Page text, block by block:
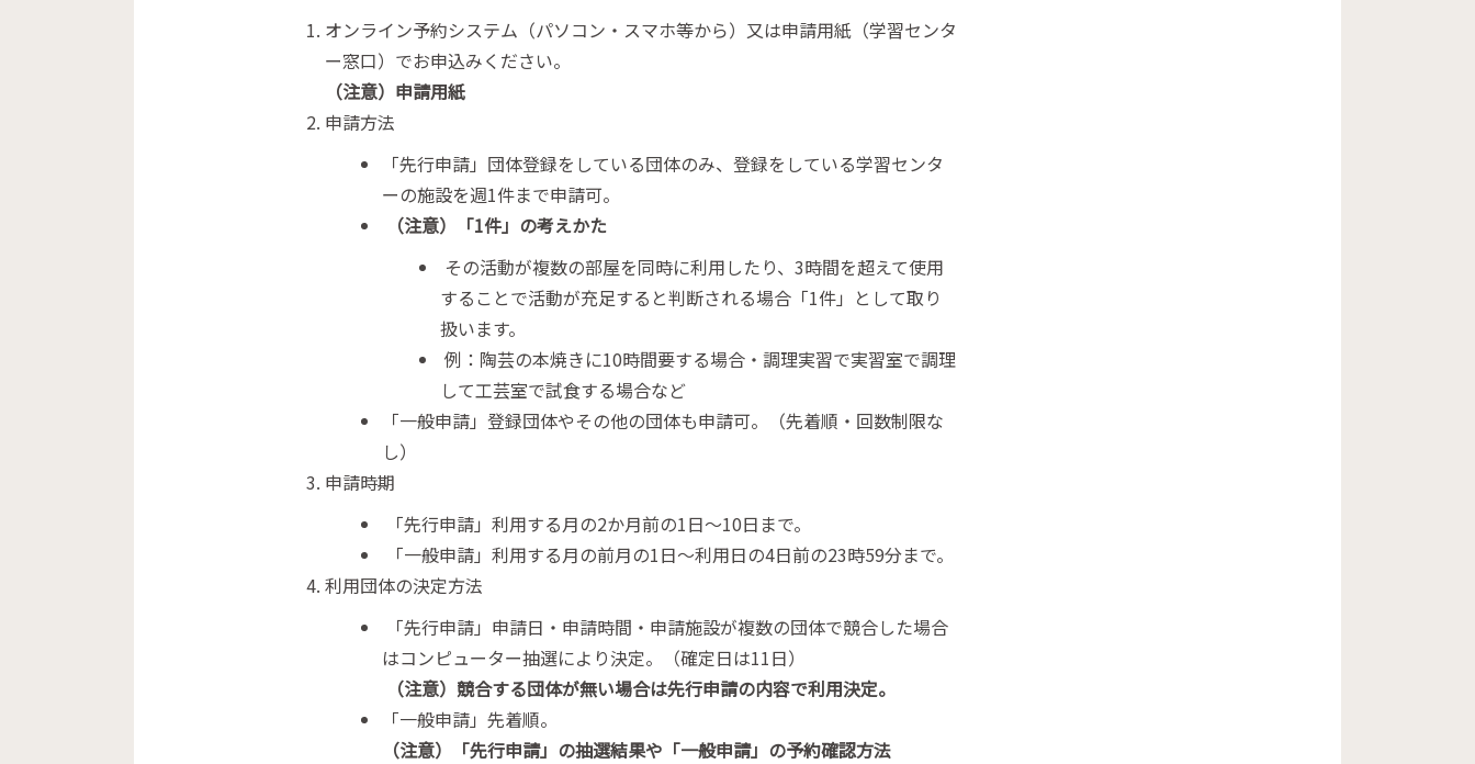
オンライン予約システム（パソコン・スマホ等から）又は申請用紙（学習センタ
ー窓口）でお申込みください。
（注意）申請用紙
申請方法
「先行申請」団体登録をしている団体のみ、登録をしている学習センタ
ーの施設を週1件まで申請可。
（注意）「1件」の考えかた
その活動が複数の部屋を同時に利用したり、3時間を超えて使用
することで活動が充足すると判断される場合「1件」として取り
扱います。
例：陶芸の本焼きに10時間要する場合・調理実習で実習室で調理
して工芸室で試食する場合など
「一般申請」登録団体やその他の団体も申請可。（先着順・回数制限な
し）
申請時期
「先行申請」利用する月の2か月前の1日～10日まで。
「一般申請」利用する月の前月の1日～利用日の4日前の23時59分まで。
利用団体の決定方法
「先行申請」申請日・申請時間・申請施設が複数の団体で競合した場合
はコンピューター抽選により決定。（確定日は11日）
（注意）競合する団体が無い場合は先行申請の内容で利用決定。
「一般申請」先着順。
（注意）「先行申請」の抽選結果や「一般申請」の予約確認方法